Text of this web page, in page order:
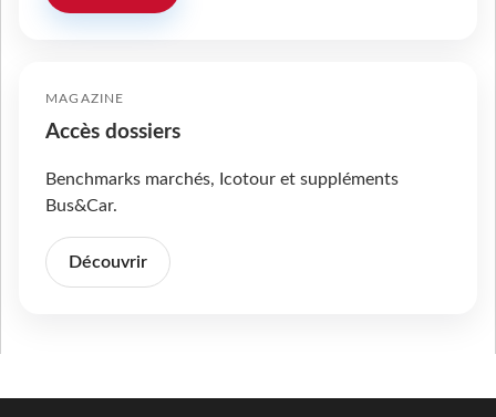
MAGAZINE
Accès dossiers
Benchmarks marchés, Icotour et suppléments
Bus&Car.
Découvrir